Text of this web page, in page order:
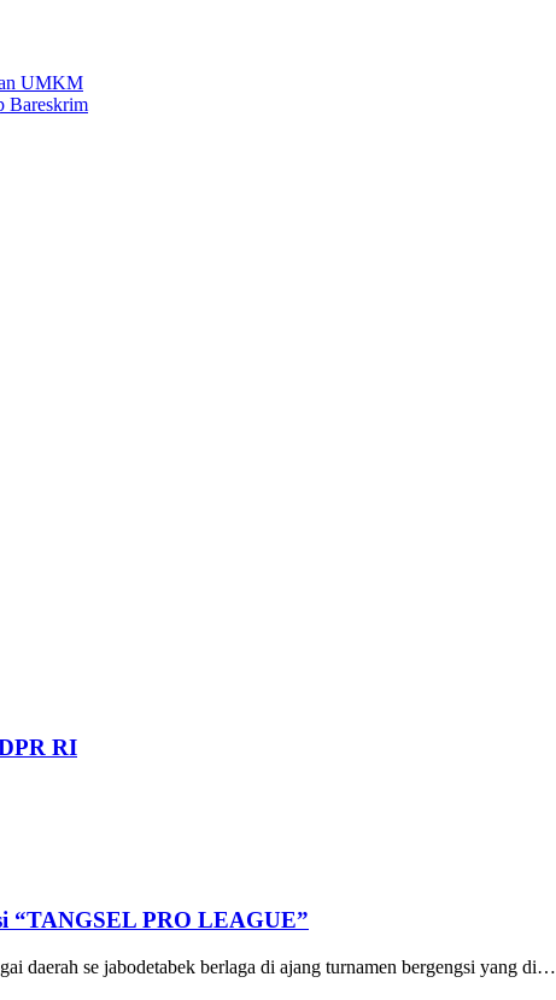
UMKM
Bareskrim
RI
“TANGSEL PRO LEAGUE”
daerah se jabodetabek berlaga di ajang turnamen bergengsi yang di…